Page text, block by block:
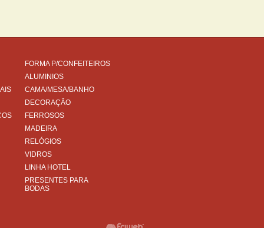
FORMA P/CONFEITEIROS
ALUMINIOS
CAMA/MESA/BANHO
DECORAÇÃO
FERROSOS
MADEIRA
RELÓGIOS
VIDROS
LINHA HOTEL
PRESENTES PARA
BODAS